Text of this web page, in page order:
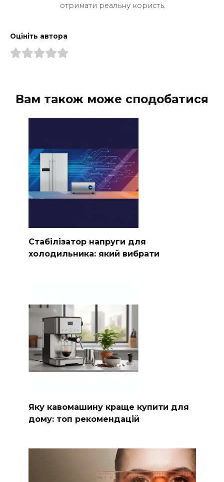
отримати реальну користь.
Оцініть автора
Вам також може сподобатися
Стабілізатор напруги для
холодильника: який вибрати
Яку кавомашину краще купити для
дому: топ рекомендацій